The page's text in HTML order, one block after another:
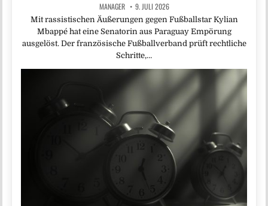
MANAGER 9. JULI 2026
Mit rassistischen Äußerungen gegen Fußballstar Kylian
Mbappé hat eine Senatorin aus Paraguay Empörung
ausgelöst. Der französische Fußballverband prüft rechtliche
Schritte,…